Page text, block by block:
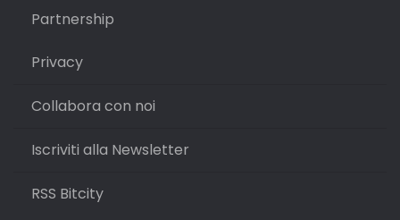
Partnership
Privacy
Collabora con noi
Iscriviti alla Newsletter
RSS Bitcity